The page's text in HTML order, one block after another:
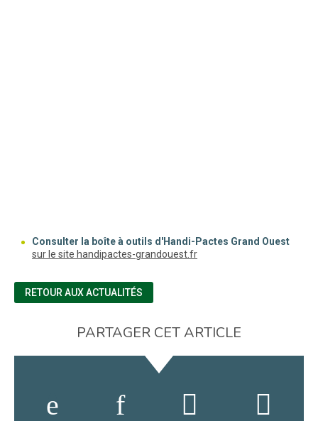
Consulter la boîte à outils d'Handi-Pactes Grand Ouest
sur le site handipactes-grandouest.fr(nouvelle fenêtre)
RETOUR AUX ACTUALITÉS
PARTAGER CET ARTICLE